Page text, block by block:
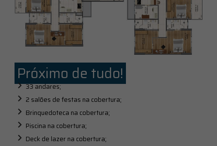
Próximo de tudo!
33 andares;
2 salões de festas na cobertura;
Brinquedoteca na cobertura;
Piscina na cobertura;
Deck de lazer na cobertura;